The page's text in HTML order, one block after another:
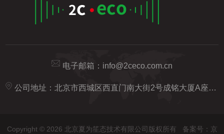
电子邮箱： info@2ceco.com.cn
公司地址：北京市西城区西直门南大街2号成铭大厦A座20H
Copyright © 2026 北京夏为笙态技术有限公司版权所有 备案号：京